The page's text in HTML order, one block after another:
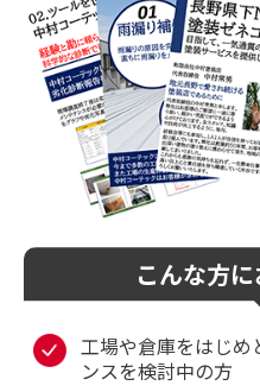
こんな方
工場や倉庫をはじめ
ンスを検討中の方